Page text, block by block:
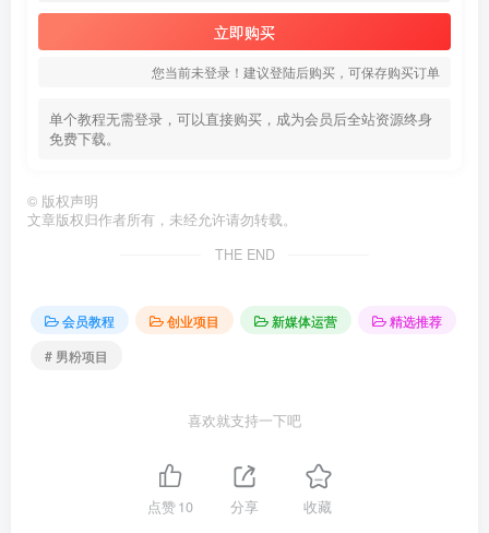
立即购买
您当前未登录！建议登陆后购买，可保存购买订单
单个教程无需登录，可以直接购买，成为会员后全站资源终身
免费下载。
© 版权声明
文章版权归作者所有，未经允许请勿转载。
THE END
会员教程 创业项目 新媒体运营
精选推荐
# 男粉项目
喜欢就支持一下吧
点赞10 分享 收藏